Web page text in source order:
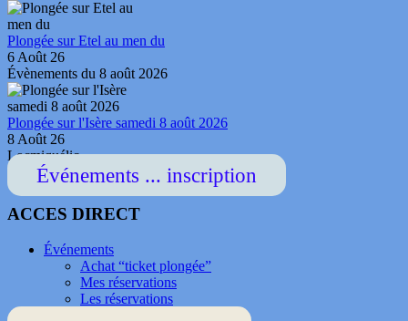
Plongée sur Etel au men du
6 Août 26
Évènements du 8 août 2026
Plongée sur l'Isère samedi 8 août 2026
8 Août 26
Locmiquélic
Événements ... inscription
ACCES DIRECT
Événements
Achat “ticket plongée”
Mes réservations
Les réservations